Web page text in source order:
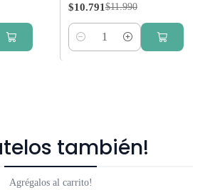
$10.791 $11.990
Cantidad
también!
Agrégalos al carrito!